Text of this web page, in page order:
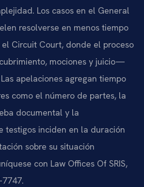
Los casos en el General
resolverse en menos tiempo
Circuit Court, donde el proceso
mociones y juicio—
apelaciones agregan tiempo
como el número de partes, la
documental y la
testigos inciden en la duración
sobre su situación
con Law Offices Of SRIS,
7747.